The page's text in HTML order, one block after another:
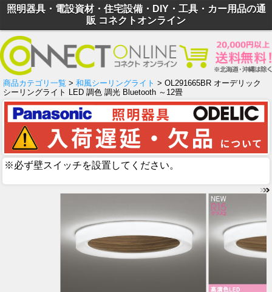
照明器具・電設資材・住宅設備・DIY・工具・カー用品の通
販 コネクトオンライン
商品カテゴリ一覧 > 和風シーリングライト > OL291665BR オーデリック
シーリングライト LED 調色 調光 Bluetooth ～12畳
※必ず壁スイッチを設置してください。